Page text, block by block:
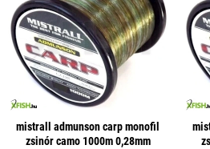
mistrall admunson carp monofil
zsinór camo 1000m 0,28mm